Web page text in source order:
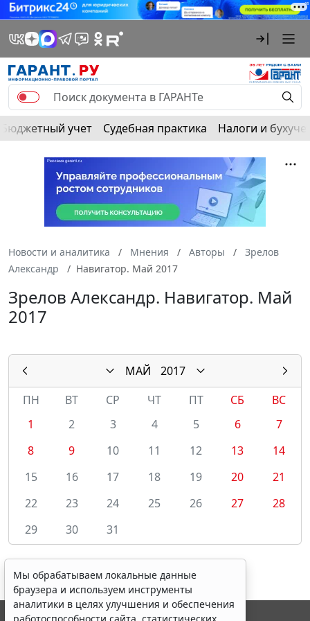
Бюджетный учет Судебная практика Налоги и
Новости и аналитика Мнения Авторы
Зрелов
Александр
Навигатор. Май 2017
Зрелов Александр. Навигатор. Май
2017
МАЙ
2017
ПН
ВТ СР ЧТ ПТ СБ
ВС
1
2 3 4 5 6
7
8
9 10 11 12 13
14
15
16 17 18 19 20
21
22
23 24 25 26 27
28
29
30 31
Мы обрабатываем локальные данные
браузера и используем инструменты
аналитики в целях улучшения и обеспечения